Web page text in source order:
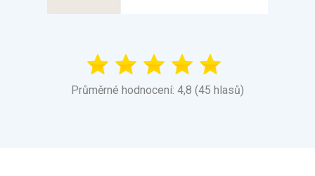
Průměrné hodnocení: 4,8 (45 hlasů)